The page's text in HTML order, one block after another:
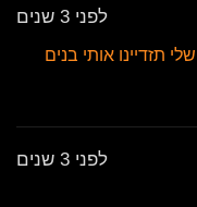
לפני 3 שנים
תזדיינו אותי בנים
לפני 3 שנים